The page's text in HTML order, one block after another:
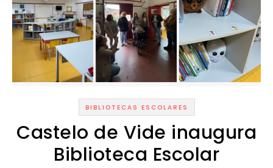
BIBLIOTECAS ESCOLARES
Castelo de Vide inaugura
Biblioteca Escolar